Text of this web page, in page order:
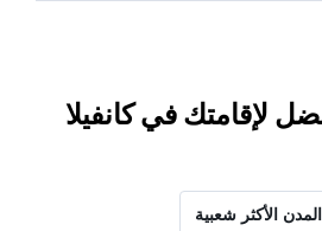
لإقامتك في كانفيلا
المدن الأكثر شعبية